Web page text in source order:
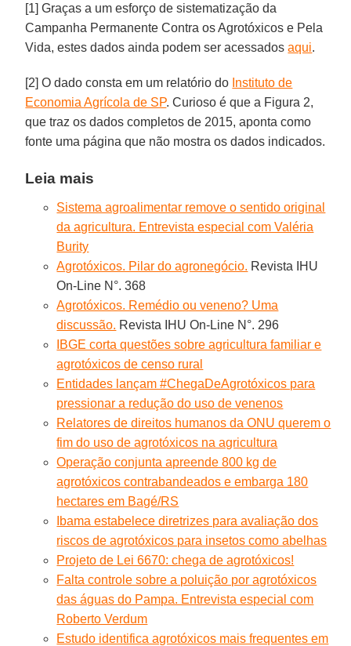
[1] Graças a um esforço de sistematização da
Campanha Permanente Contra os Agrotóxicos e Pela
Vida, estes dados ainda podem ser acessadosaqui.
[2] O dado consta em um relatório do Instituto de
Economia Agrícola de SP. Curioso é que a Figura 2,
que traz os dados completos de 2015, aponta como
fonte uma página que não mostra os dados indicados.
Leia mais
Sistema agroalimentar remove o sentido original
da agricultura. Entrevista especial com Valéria
Burity
Agrotóxicos. Pilar do agronegócio. Revista IHU
On-Line N°. 368
Agrotóxicos. Remédio ou veneno? Uma
discussão. Revista IHU On-Line N°. 296
IBGE corta questões sobre agricultura familiar e
agrotóxicos de censo rural
Entidades lançam #ChegaDeAgrotóxicos para
pressionar a redução do uso de venenos
Relatores de direitos humanos da ONU querem o
fim do uso de agrotóxicos na agricultura
Operação conjunta apreende 800 kg de
agrotóxicos contrabandeados e embarga 180
hectares em Bagé/RS
Ibama estabelece diretrizes para avaliação dos
riscos de agrotóxicos para insetos como abelhas
Projeto de Lei 6670: chega de agrotóxicos!
Falta controle sobre a poluição por agrotóxicos
das águas do Pampa. Entrevista especial com
Roberto Verdum
Estudo identifica agrotóxicos mais frequentes em